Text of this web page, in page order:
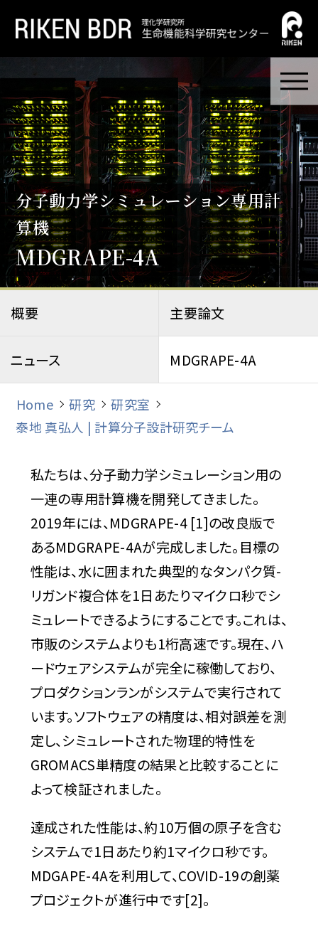
分子動力学シミュレーション専用計
算機
MDGRAPE-4A
概要 主要論文
ニュース MDGRAPE-4A
Home 研究
研究室
泰地 真弘人 | 計算分子設計研究チーム
私たちは、分子動力学シミュレーション用の
一連の専用計算機を開発してきました。
2019年には、MDGRAPE-4 [1]の改良版で
あるMDGRAPE-4Aが完成しました。目標の
性能は、水に囲まれた典型的なタンパク質-
リガンド複合体を1日あたりマイクロ秒でシ
ミュレートできるようにすることです。これは、
市販のシステムよりも1桁高速です。現在、ハ
ードウェアシステムが完全に稼働しており、
プロダクションランがシステムで実行されて
います。ソフトウェアの精度は、相対誤差を測
定し、シミュレートされた物理的特性を
GROMACS単精度の結果と比較することに
よって検証されました。
達成された性能は、約10万個の原子を含む
システムで1日あたり約1マイクロ秒です。
MDGAPE-4Aを利用して、COVID-19の創薬
プロジェクトが進行中です[2]。